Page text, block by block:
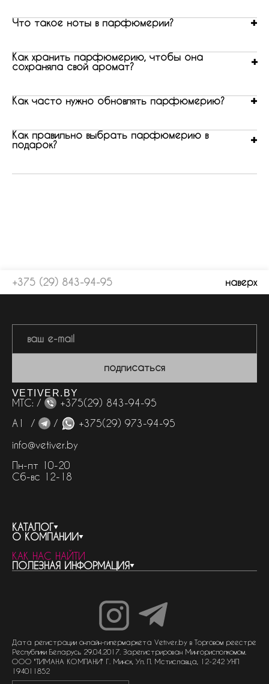
Что такое ноты в парфюмерии?
Как хранить парфюмерию, чтобы она
сохраняла свой аромат?
Как часто нужно обновлять парфюмерию?
Как правильно выбрать парфюмерию в
подарок?
+375 (29) 843-94-95 наверх
подписаться
VETIVER.BY
МТС: /
+375(29) 843-94-95
А1 /
/
+375(29) 973-94-95
info@vetiver.by
Пн-пт 10-20
Сб-вс 12-18
КАТАЛОГ
весь каталог
бренды
женская парфюмерия
мужская парфюмерия
унисекс парфюмерия
О КОМПАНИИ
контакты
о компании
доставка и оплата
КАК НАС НАЙТИ
ПОЛЕЗНАЯ ИНФОРМАЦИЯ
как совершить покупку
политика обработки персональных данных
политика обработки файлов cookie
Дата регистрации онлайн-гипермаркета Vetiver.by в Торговом реестре
Республики Беларусь 29.04.2017. Зарегистрирован Мингорисполкомом.
ООО "ТИМАНА КОМПАНИ" Г. Минск, Ул. П. Мстиславца, 12-242 УНП
194011852